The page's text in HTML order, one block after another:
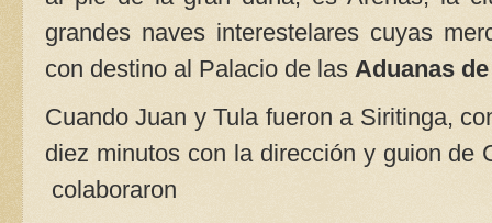
grandes naves interestelares cuyas
con destino al Palacio de las Aduanas
Cuando Juan y Tula fueron a Siritinga,
diez minutos con la dirección y guion de
colaboraron